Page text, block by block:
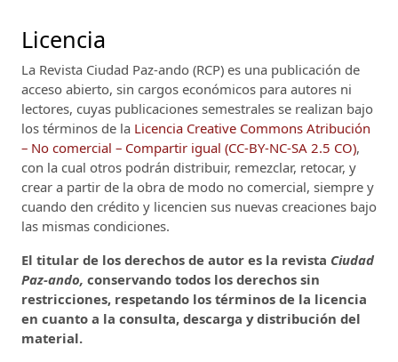
Licencia
La Revista Ciudad Paz-ando (RCP) es una publicación de
acceso abierto, sin cargos económicos para autores ni
lectores, cuyas publicaciones semestrales se realizan bajo
los términos de la Licencia Creative Commons Atribución
– No comercial – Compartir igual (CC-BY-NC-SA 2.5 CO),
con la cual otros podrán distribuir, remezclar, retocar, y
crear a partir de la obra de modo no comercial, siempre y
cuando den crédito y licencien sus nuevas creaciones bajo
las mismas condiciones.
El titular de los derechos de autor es la revista Ciudad
Paz-ando, conservando todos los derechos sin
restricciones, respetando los términos de la licencia
en cuanto a la consulta, descarga y distribución del
material.